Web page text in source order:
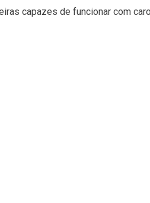
capazes de funcionar com